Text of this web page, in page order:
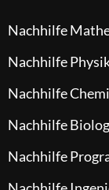
Nachhilfe
Nachhilfe
Nachhilfe
Nachhilfe
Nachhilfe